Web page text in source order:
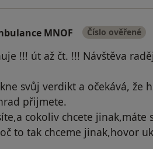
MNOF Číslo ověřené
!!! út až čt. !!! Návštěva
svůj verdikt a očekává, že
přijmete.
cokoliv chcete jinak,máte
to tak chceme jinak,hovor